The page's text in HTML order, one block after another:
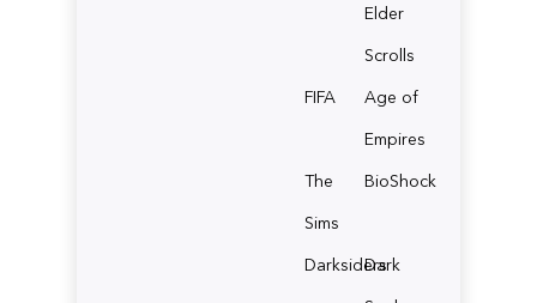
Elder
Scrolls
FIFA
Age of
Empires
The
Sims
BioShock
Darksiders
Dark